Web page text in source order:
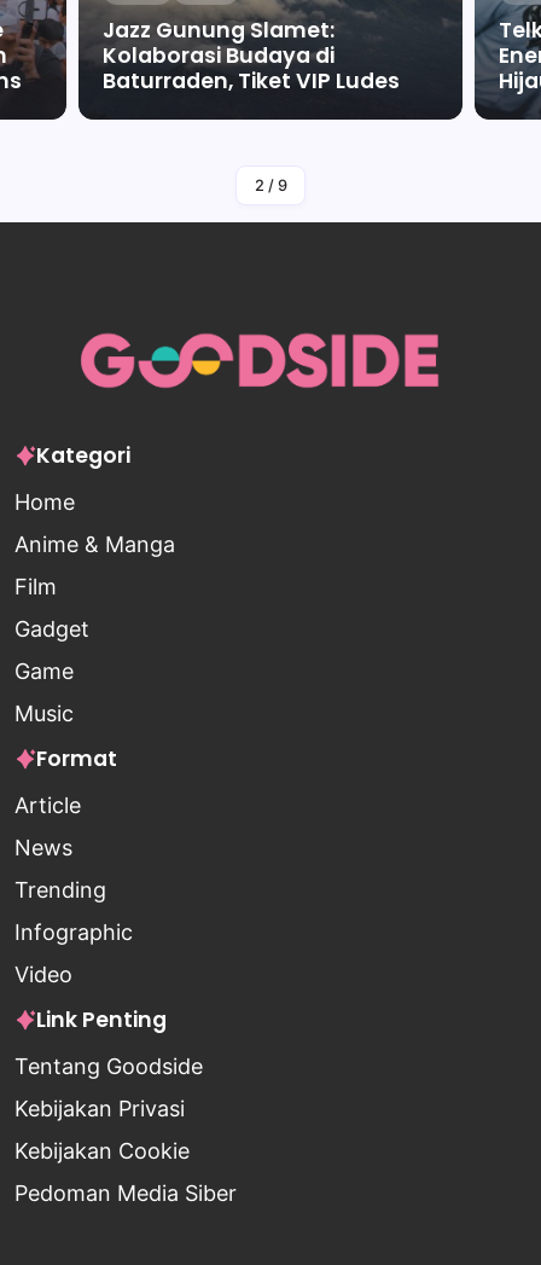
Jazz Gunung Slamet:
Kolaborasi Budaya di
Baturraden, Tiket VIP Ludes
By Falah Malaika Az Zahra
2 / 9
Kategori
Home
Anime & Manga
Film
Gadget
Game
Music
Format
Article
News
Trending
Infographic
Video
Link Penting
Tentang Goodside
Kebijakan Privasi
Kebijakan Cookie
Pedoman Media Siber